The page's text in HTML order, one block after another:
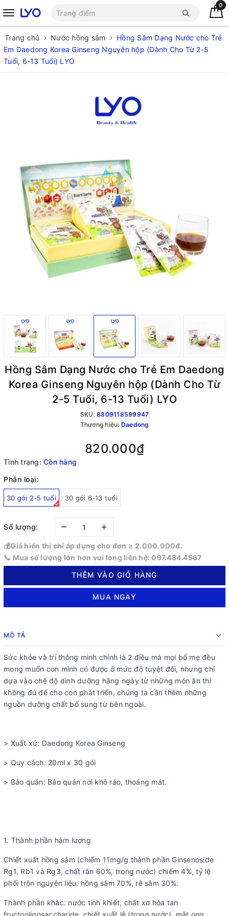
0
Trang chủ Nước hồng sâm
Hồng Sâm Dạng Nước cho Trẻ
Em Daedong Korea Ginseng Nguyên hộp (Dành Cho Từ 2-5
Tuổi, 6-13 Tuổi) LYO
Hồng Sâm Dạng Nước cho Trẻ Em Daedong
Korea Ginseng Nguyên hộp (Dành Cho Từ
2-5 Tuổi, 6-13 Tuổi) LYO
SKU: 8809118599947
Thương hiệu: Daedong
820.000₫
Tình trạng: Còn hàng
Phân loại:
30 gói 2-5 tuổi 30 gói 6-13 tuổi
Số lượng: – +
💰Giá hiển thị chỉ áp dụng cho đơn ≥ 2.000.000đ.
📞 Mua số lượng lớn hơn vui lòng liên hệ: 097.484.4567
THÊM VÀO GIỎ HÀNG
MUA NGAY
MÔ TẢ
Sức khỏe và trí thông minh chính là 2 điều mà mọi bố mẹ đều
mong muốn con mình có được ở mức độ tuyệt đối, nhưng chỉ
dựa vào chế độ dinh dưỡng hằng ngày từ những món ăn thì
không đủ để cho con phát triển, chúng ta cần thêm những
nguồn dưỡng chất bổ sung từ bên ngoài.
> Xuất xứ: Daedong Korea Ginseng
> Quy cách: 20ml x 30 gói
> Bảo quản: Bảo quản nơi khô ráo, thoáng mát.
1. Thành phần hàm lượng
Chiết xuất hồng sâm (chiếm 11mg/g thành phần Ginsenoside
Rg1, Rb1 và Rg3, chất rắn 60%, trong nước) chiếm 4%, tỷ lệ
phối trộn nguyên liệu: hồng sâm 70%, rễ sâm 30%.
Thành phần khác: nước tinh khiết, chất xơ hòa tan